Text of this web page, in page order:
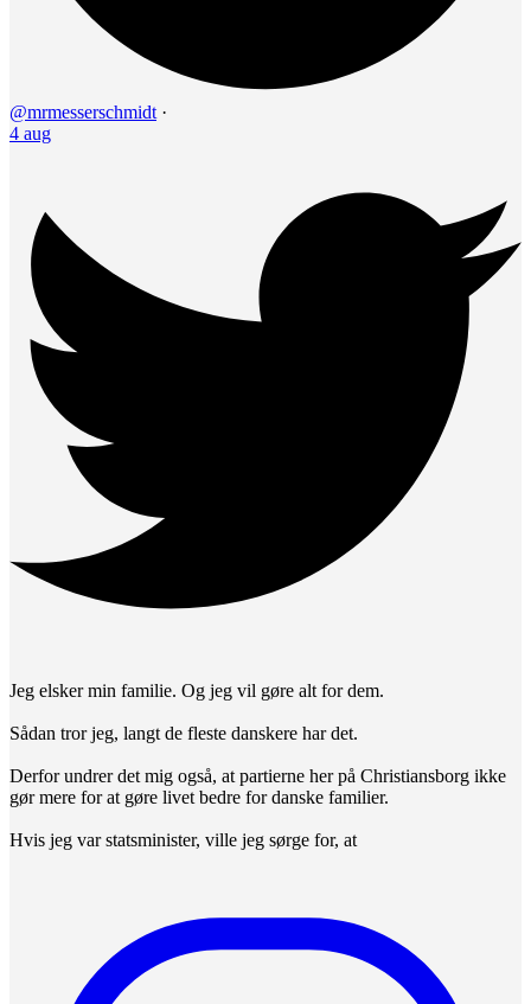
@mrmesserschmidt ·
4 aug
Jeg elsker min familie. Og jeg vil gøre alt for dem.
Sådan tror jeg, langt de fleste danskere har det.
Derfor undrer det mig også, at partierne her på Christiansborg ikke
gør mere for at gøre livet bedre for danske familier.
Hvis jeg var statsminister, ville jeg sørge for, at